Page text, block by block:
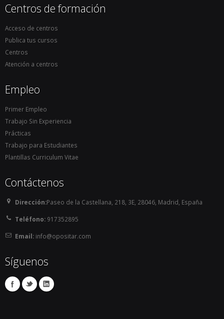
Centros de formación
Acceso de centros
Publica tus cursos
Centros
Atención a centros
Empleo
Primer Empleo
Trabajo Sin Experiencia
Prácticas
Trabajo para Estudiantes
Plantillas Curriculum Vitae
Contáctenos
Dirección:Paseo de la Castellana, 218, 3E, 28046, Madrid, España
Teléfono: 917352895
Email:info@opositar.com
Síguenos